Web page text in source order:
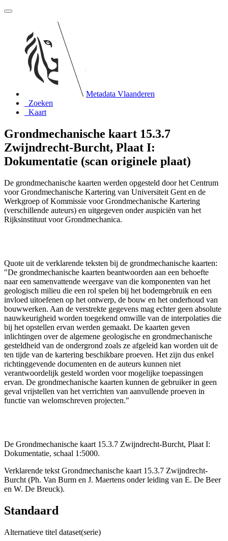
Metadata Vlaanderen
Zoeken
Kaart
Grondmechanische kaart 15.3.7
Zwijndrecht-Burcht, Plaat I:
Dokumentatie (scan originele plaat)
De grondmechanische kaarten werden opgesteld door het Centrum
voor Grondmechanische Kartering van Universiteit Gent en de
Werkgroep of Kommissie voor Grondmechanische Kartering
(verschillende auteurs) en uitgegeven onder auspiciën van het
Rijksinstituut voor Grondmechanica.
Quote uit de verklarende teksten bij de grondmechanische kaarten:
"De grondmechanische kaarten beantwoorden aan een behoefte
naar een samenvattende weergave van die komponenten van het
geologisch milieu die een rol spelen bij het bodemgebruik en een
invloed uitoefenen op het ontwerp, de bouw en het onderhoud van
bouwwerken. Aan de verstrekte gegevens mag echter geen absolute
nauwkeurigheid worden toegekend omwille van de interpolaties die
bij het opstellen ervan werden gemaakt. De kaarten geven
inlichtingen over de algemene geologische en grondmechanische
gesteldheid van de ondergrond zoals ze afgeleid kan worden uit de
ten tijde van de kartering beschikbare proeven. Het zijn dus enkel
richtinggevende documenten en de auteurs kunnen niet
verantwoordelijk gesteld worden voor mogelijke toepassingen
ervan. De grondmechanische kaarten kunnen de gebruiker in geen
geval vrijstellen van het verrichten van aanvullende proeven in
functie van welomschreven projecten."
De Grondmechanische kaart 15.3.7 Zwijndrecht-Burcht, Plaat I:
Dokumentatie, schaal 1:5000.
Verklarende tekst Grondmechanische kaart 15.3.7 Zwijndrecht-
Burcht (Ph. Van Burm en J. Maertens onder leiding van E. De Beer
en W. De Breuck).
Standaard
Alternatieve titel dataset(serie)